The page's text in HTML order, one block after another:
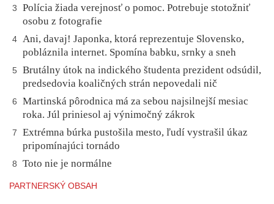
3
Polícia žiada verejnosť o pomoc. Potrebuje stotožniť
osobu z fotografie
4 Ani, davaj! Japonka, ktorá reprezentuje Slovensko,
pobláznila internet. Spomína babku, srnky a sneh
5
Brutálny útok na indického študenta prezident odsúdil,
predsedovia koaličných strán nepovedali nič
6
Martinská pôrodnica má za sebou najsilnejší mesiac
roka. Júl priniesol aj výnimočný zákrok
7
Extrémna búrka pustošila mesto, ľudí vystrašil úkaz
pripomínajúci tornádo
8 Toto nie je normálne
PARTNERSKÝ OBSAH